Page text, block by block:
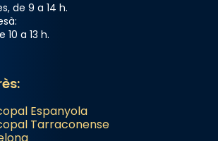
de 9 a 14 h.
a 13 h.
Espanyola
Tarraconense